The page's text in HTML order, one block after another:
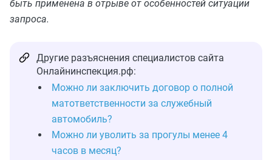
быть применена в отрыве от особенностей ситуации
запроса.
Другие разъяснения специалистов сайта
Онлайнинспекция.рф:
Можно ли заключить договор о полной
матответственности за служебный
автомобиль?
Можно ли уволить за прогулы менее 4
часов в месяц?